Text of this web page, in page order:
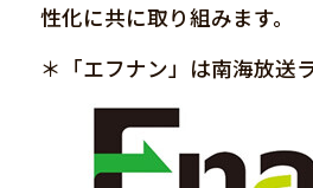
性化に共に取り組みます。
＊「エフナン」は南海放送